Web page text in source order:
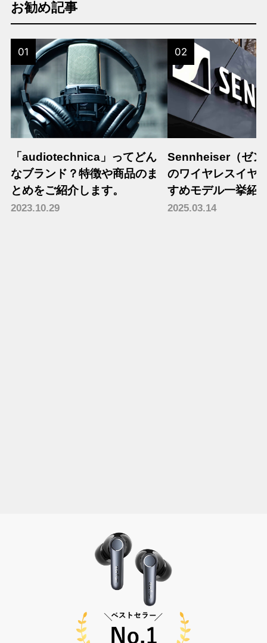
お勧め記事
01
「audiotechnica」ってどん
なブランド？特徴や商品のま
とめをご紹介します。
2023.10.29
02
Sennheiser（ゼン
のワイヤレスイヤ
すめモデル一挙紹
2025.03.14